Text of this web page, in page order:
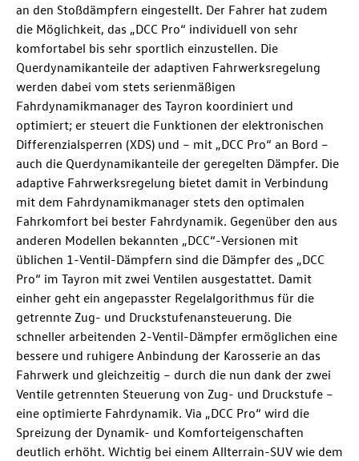
an den Stoßdämpfern eingestellt. Der Fahrer hat zudem
die Möglichkeit, das „DCC Pro“ individuell von sehr
komfortabel bis sehr sportlich einzustellen. Die
Querdynamikanteile der adaptiven Fahrwerksregelung
werden dabei vom stets serienmäßigen
Fahrdynamikmanager des Tayron koordiniert und
optimiert; er steuert die Funktionen der elektronischen
Differenzialsperren (XDS) und – mit „DCC Pro“ an Bord –
auch die Querdynamikanteile der geregelten Dämpfer. Die
adaptive Fahrwerksregelung bietet damit in Verbindung
mit dem Fahrdynamikmanager stets den optimalen
Fahrkomfort bei bester Fahrdynamik. Gegenüber den aus
anderen Modellen bekannten „DCC“-Versionen mit
üblichen 1-Ventil-Dämpfern sind die Dämpfer des „DCC
Pro“ im Tayron mit zwei Ventilen ausgestattet. Damit
einher geht ein angepasster Regelalgorithmus für die
getrennte Zug- und Druckstufenansteuerung. Die
schneller arbeitenden 2-Ventil-Dämpfer ermöglichen eine
bessere und ruhigere Anbindung der Karosserie an das
Fahrwerk und gleichzeitig – durch die nun dank der zwei
Ventile getrennten Steuerung von Zug- und Druckstufe –
eine optimierte Fahrdynamik. Via „DCC Pro“ wird die
Spreizung der Dynamik- und Komforteigenschaften
deutlich erhöht. Wichtig bei einem Allterrain-SUV wie dem